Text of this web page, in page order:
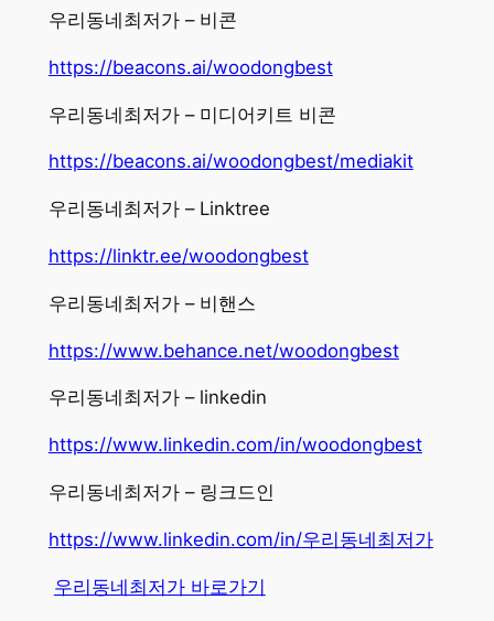
우리동네최저가 – 비콘
https://beacons.ai/woodongbest
우리동네최저가 – 미디어키트 비콘
https://beacons.ai/woodongbest/mediakit
우리동네최저가 – Linktree
https://linktr.ee/woodongbest
우리동네최저가 – 비핸스
https://www.behance.net/woodongbest
우리동네최저가 – linkedin
https://www.linkedin.com/in/woodongbest
우리동네최저가 – 링크드인
https://www.linkedin.com/in/우리동네최저가
우리동네최저가 바로가기